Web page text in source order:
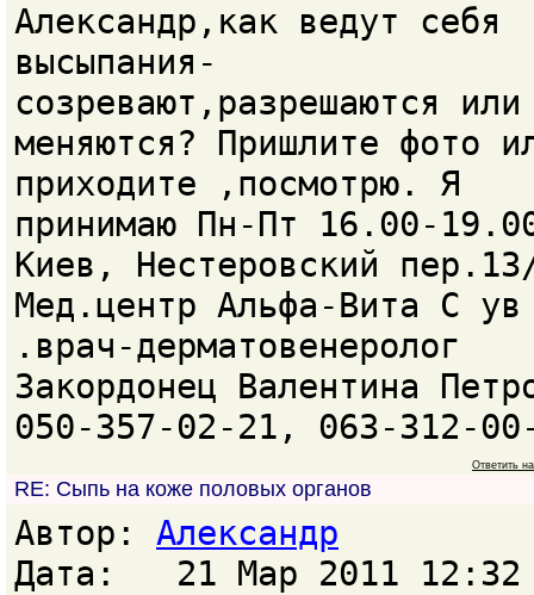
Александр,как ведут себя
высыпания-
созревают,разрешаются
меняются? Пришлите фото
приходите ,посмотрю. Я
принимаю Пн-Пт 16.00-
Киев, Нестеровский
Мед.центр Альфа-Вита С ув
.врач-дерматовенеролог
Закордонец Валентина
050-357-02-21, 063-312-
Ответить
RE: Сыпь на коже половых органов
Автор: Александр
Дата: 21 Мар 2011 12:32